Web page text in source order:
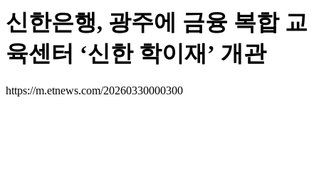
신한은행, 광주에 금융 복합 교
육센터 ‘신한 학이재’ 개관
https://m.etnews.com/20260330000300